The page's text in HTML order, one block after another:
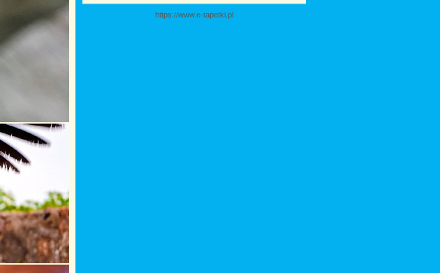
https://www.e-tapetki.pl